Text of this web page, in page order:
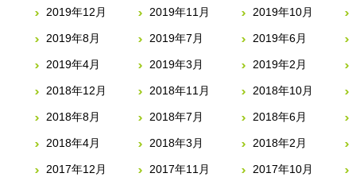
2019年12月 2019年11月 2019年10月
2019年8月 2019年7月 2019年6月
2019年4月 2019年3月 2019年2月
2018年12月 2018年11月 2018年10月
2018年8月 2018年7月 2018年6月
2018年4月 2018年3月 2018年2月
2017年12月 2017年11月 2017年10月